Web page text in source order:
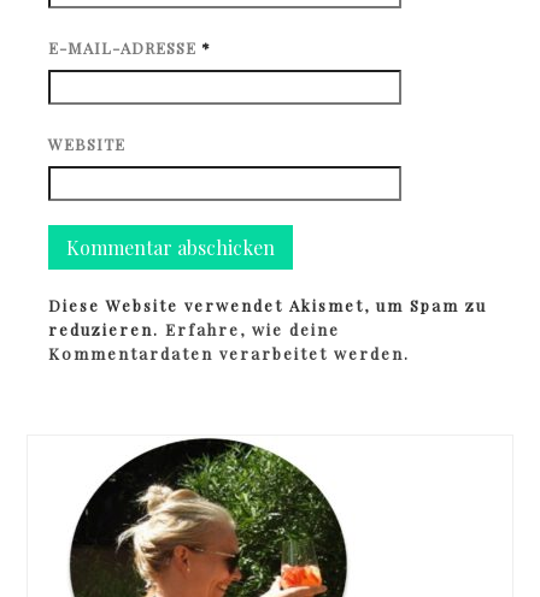
E-MAIL-ADRESSE *
WEBSITE
Diese Website verwendet Akismet, um Spam zu
reduzieren.Erfahre, wie deine
Kommentardaten verarbeitet werden.